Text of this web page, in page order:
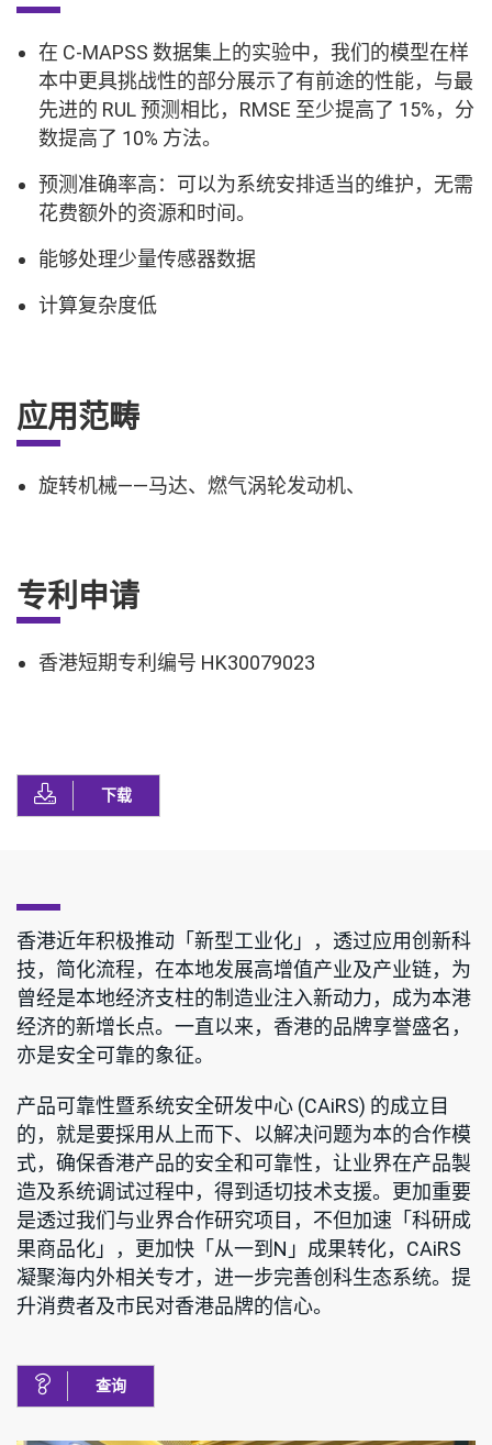
在 C-MAPSS 数据集上的实验中，我们的模型在样
本中更具挑战性的部分展示了有前途的性能，与最
先进的 RUL 预测相比，RMSE 至少提高了 15%，分
数提高了 10% 方法。
预测准确率高：可以为系统安排适当的维护，无需
花费额外的资源和时间。
能够处理少量传感器数据
计算复杂度低
应用范畴
旋转机械——马达、燃气涡轮发动机、
专利申请
香港短期专利编号 HK30079023
下载
香港近年积极推动「新型工业化」，透过应用创新科
技，简化流程，在本地发展高增值产业及产业链，为
曾经是本地经济支柱的制造业注入新动力，成为本港
经济的新增长点。一直以来，香港的品牌享誉盛名，
亦是安全可靠的象征。
产品可靠性暨系统安全研发中心 (CAiRS) 的成立目
的，就是要採用从上而下、以解决问题为本的合作模
式，确保香港产品的安全和可靠性，让业界在产品製
造及系统调试过程中，得到适切技术支援。更加重要
是透过我们与业界合作研究项目，不但加速「科研成
果商品化」，更加快「从一到N」成果转化，CAiRS
凝聚海内外相关专才，进一步完善创科生态系统。提
升消费者及市民对香港品牌的信心。
查询